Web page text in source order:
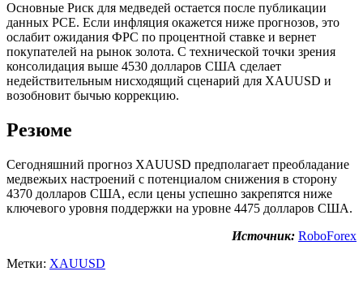
Основные Риск для медведей остается после публикации
данных PCE. Если инфляция окажется ниже прогнозов, это
ослабит ожидания ФРС по процентной ставке и вернет
покупателей на рынок золота. С технической точки зрения
консолидация выше 4530 долларов США сделает
недействительным нисходящий сценарий для XAUUSD и
возобновит бычью коррекцию.
Резюме
Сегодняшний прогноз XAUUSD предполагает преобладание
медвежьих настроений с потенциалом снижения в сторону
4370 долларов США, если цены успешно закрепятся ниже
ключевого уровня поддержки на уровне 4475 долларов США.
Источник: RoboForex
Метки: XAUUSD